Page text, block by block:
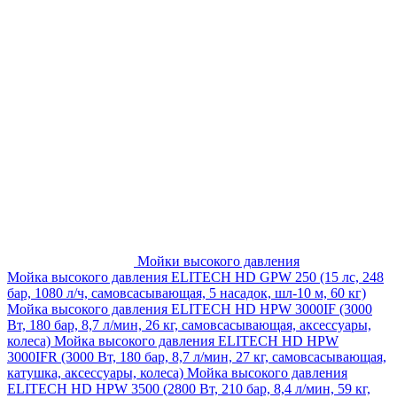
Мойки высокого давления
Мойка высокого давления ELITECH HD GPW 250 (15 лс, 248
бар, 1080 л/ч, самовсасывающая, 5 насадок, шл-10 м, 60 кг)
Мойка высокого давления ELITECH HD HPW 3000IF (3000
Вт, 180 бар, 8,7 л/мин, 26 кг, самовсасывающая, аксессуары,
колеса) Мойка высокого давления ELITECH HD HPW
3000IFR (3000 Вт, 180 бар, 8,7 л/мин, 27 кг, самовсасывающая,
катушка, аксессуары, колеса) Мойка высокого давления
ELITECH HD HPW 3500 (2800 Вт, 210 бар, 8,4 л/мин, 59 кг,